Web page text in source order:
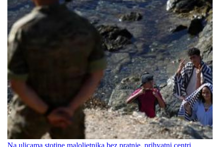
Na ulicama stotine maloljetnika bez pratnje, prihvatni centri